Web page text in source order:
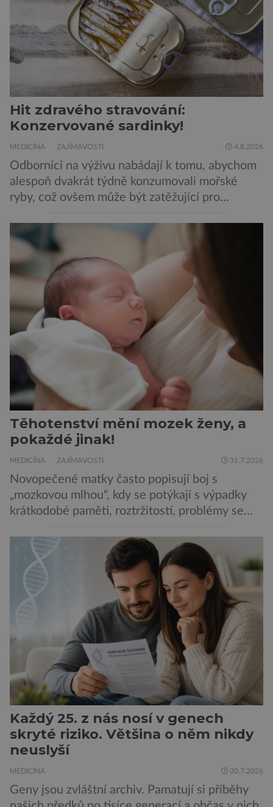
Hit zdravého stravování:
Konzervované sardinky!
MEDICÍNA ZAJÍMAVOSTI 4.8.2026
Odborníci na výživu nabádají k tomu, abychom
alespoň dvakrát týdně konzumovali mořské
ryby, což ovšem může být zatěžující pro
doporučení se nyní staly konzervované
sardinky, které si může dovolit opravdu každý
„Místo toho, aby poskytovaly izolované
mononutrienty, jsou rybí konzervy kompletní
potravinou,“ říká nutriční specialista Colin
Robertson a zdůrazňuje […]
Těhotenství mění mozek ženy, a
pokaždé jinak!
MEDICÍNA ZAJÍMAVOSTI 31.7.2026
Novopečené matky často popisují boj s
„mozkovou mlhou“, kdy se potýkají s výpadky
krátkodobé paměti, roztržitostí, problémy se
obtíže byly dlouhou dobu připisovány
nedostatku spánku a stresu při péči o
novorozence. Nyní se však ukazuje, že za tím
stojí změny v mozku vyvolané těhotenstvím!
Poporodní mozková mlha, v angličtině […]
Každý 25. z nás nosí v genech
skryté riziko. Většina o něm nikdy
neuslyší
MEDICÍNA 30.7.2026
Geny jsou zvláštní archiv. Pamatují si příběhy